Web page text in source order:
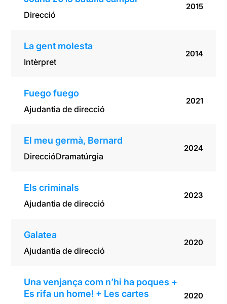
Direcció
2015
La gent molesta
Intèrpret
2014
Fuego fuego
Ajudantia de direcció
2021
El meu germà, Bernard
DireccióDramatúrgia
2024
Els criminals
Ajudantia de direcció
2023
Galatea
Ajudantia de direcció
2020
Una venjança com n’hi ha poques +
Es rifa un home! + Les cartes
2020